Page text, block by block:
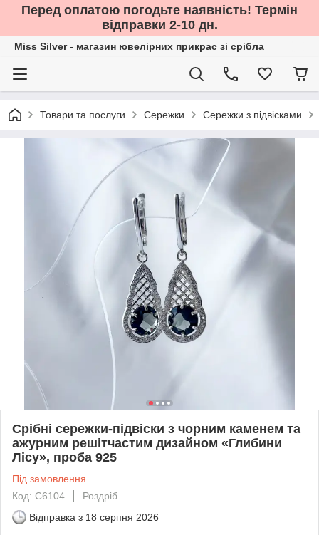
Перед оплатою погодьте наявність! Термін
відправки 2-10 дн.
Miss Silver - магазин ювелірних прикрас зі срібла
Товари та послуги Сережки Сережки з підвісками
Срібні сережки-підвіски з чорним каменем та
ажурним решітчастим дизайном «Глибини
Лісу», проба 925
Під замовлення
Код: С6104
Роздріб
Відправка з 18 серпня 2026